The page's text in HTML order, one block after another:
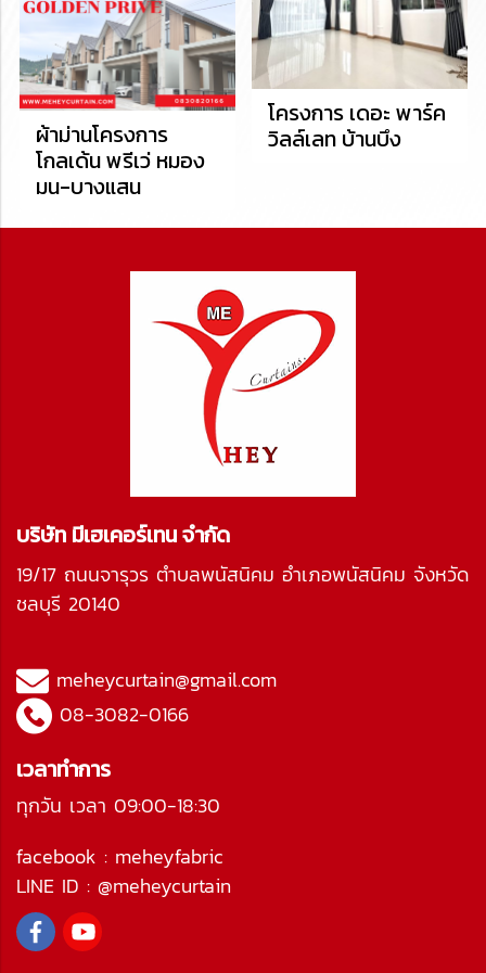
โครงการ เดอะ พาร์ค
วิลล์เลท บ้านบึง
ผ้าม่านโครงการ
โกลเด้น พรีเว่ หมอง
มน-บางแสน
บริษัท มีเฮเคอร์เทน จำกัด
19/17 ถนนจารุวร ตำบลพนัสนิคม อำเภอพนัสนิคม จังหวัด
ชลบุรี 20140
meheycurtain@gmail.com
08-3082-0166
เวลาทำการ
ทุกวัน เวลา 09:00-18:30
facebook : meheyfabric
LINE ID : @meheycurtain